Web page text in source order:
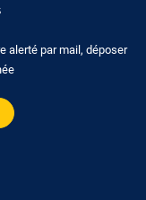
alerté par mail, déposer